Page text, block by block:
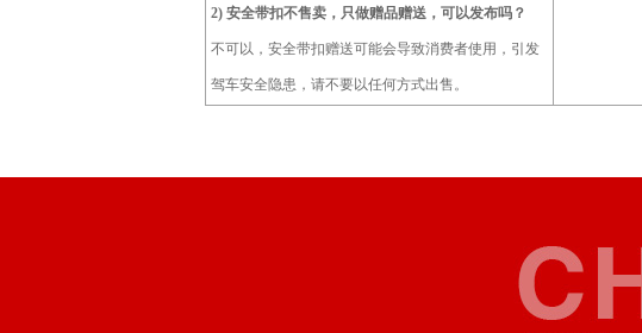
2) 安全带扣不售卖，只做赠品赠送，可以发布吗？
不可以，安全带扣赠送可能会导致消费者使用，引发
驾车安全隐患，请不要以任何方式出售。